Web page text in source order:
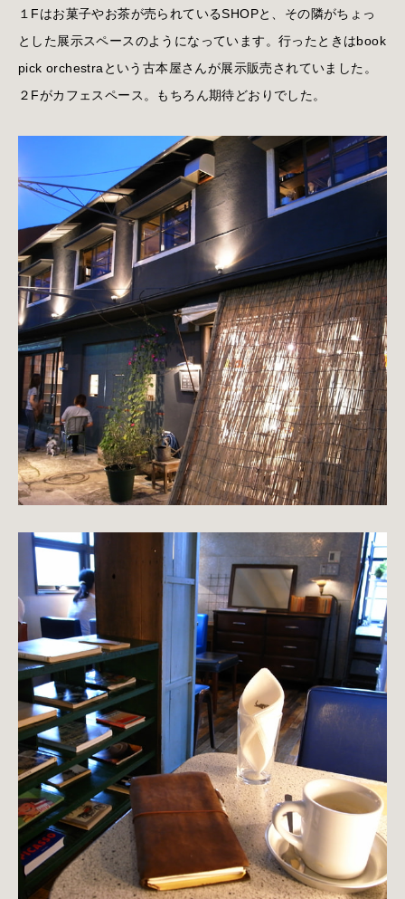
１Fはお菓子やお茶が売られているSHOPと、その隣がちょっ
とした展示スペースのようになっています。行ったときはbook
pick orchestraという古本屋さんが展示販売されていました。
２Fがカフェスペース。もちろん期待どおりでした。